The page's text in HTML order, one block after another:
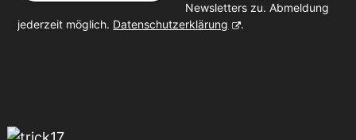
Newsletters zu. Abmeldung
jederzeit möglich. Datenschutzerklärung .